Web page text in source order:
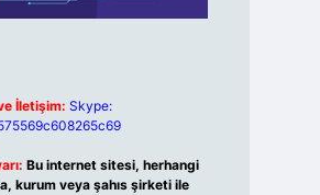
İletişim: Skype:
Bu internet sitesi, herhangi
kurum veya şahıs şirketi ile